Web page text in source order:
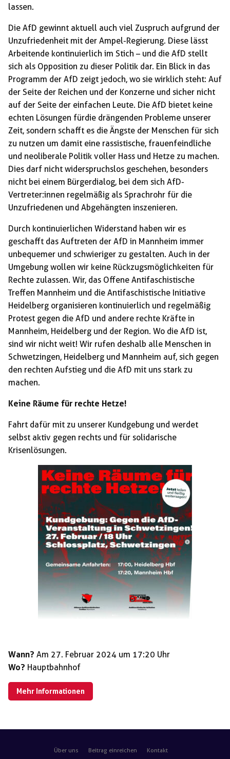
lassen.
Die AfD gewinnt aktuell auch viel Zuspruch aufgrund der
Unzufriedenheit mit der Ampel-Regierung. Diese lässt
Arbeitende kontinuierlich im Stich – und die AfD stellt
sich als Opposition zu dieser Politik dar. Ein Blick in das
Programm der AfD zeigt jedoch, wo sie wirklich steht: Auf
der Seite der Reichen und der Konzerne und sicher nicht
auf der Seite der einfachen Leute. Die AfD bietet keine
echten Lösungen fürdie drängenden Probleme unserer
Zeit, sondern schafft es die Ängste der Menschen für sich
zu nutzen um damit eine rassistische, frauenfeindliche
und neoliberale Politik voller Hass und Hetze zu machen.
Dies darf nicht widerspruchslos geschehen, besonders
nicht bei einem Bürgerdialog, bei dem sich AfD-
Vertreter:innen regelmäßig als Sprachrohr für die
Unzufriedenen und Abgehängten inszenieren.
Durch kontinuierlichen Widerstand haben wir es
geschafft das Auftreten der AfD in Mannheim immer
unbequemer und schwieriger zu gestalten. Auch in der
Umgebung wollen wir keine Rückzugsmöglichkeiten für
Rechte zulassen. Wir, das Offene Antifaschistische
Treffen Mannheim und die Antifaschistische Initiative
Heidelberg organisieren kontinuierlich und regelmäßig
Protest gegen die AfD und andere rechte Kräfte in
Mannheim, Heidelberg und der Region. Wo die AfD ist,
sind wir nicht weit! Wir rufen deshalb alle Menschen in
Schwetzingen, Heidelberg und Mannheim auf, sich gegen
den rechten Aufstieg und die AfD mit uns stark zu
machen.
Keine Räume für rechte Hetze!
Fahrt dafür mit zu unserer Kundgebung und werdet
selbst aktiv gegen rechts und für solidarische
Krisenlösungen.
Wann? Am 27. Februar 2024 um 17:20 Uhr
Wo? Hauptbahnhof
Mehr Informationen
Über uns Beitrag einreichen Kontakt